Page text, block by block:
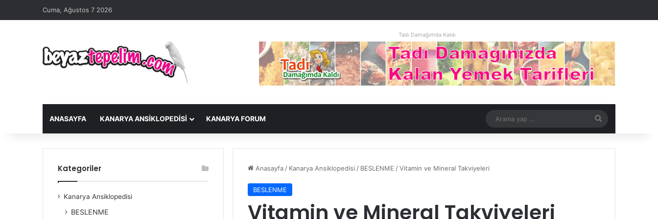
Cuma, Ağustos 7 2026
Tadı Damağımda Kaldı
ANASAYFA KANARYA ANSIKLOPEDISI KANARYA FORUM
yap
Anasayfa / Kanarya Ansiklopedisi / BESLENME /Vitamin ve Mineral Takviyeleri
BESLENME
Vitamin ve Mineral Takviyeleri
Kategoriler
Kanarya Ansiklopedisi
BESLENME